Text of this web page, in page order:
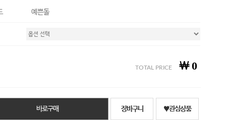
예쁜돌
TOTAL PRICE ￦0
바로구매 장바구니 ♥관심상품